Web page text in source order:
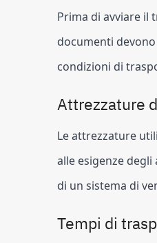
Prima di avviare il
documenti
condizioni di
Attrezzature
Le attrezzature
alle esigenze
di un sistema di
Tempi di